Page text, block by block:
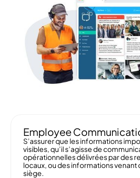
Employee
S’assurer que les informations
visibles, qu’il s’agisse de
opérationnelles délivrées par des
locaux, ou des informations
siège.